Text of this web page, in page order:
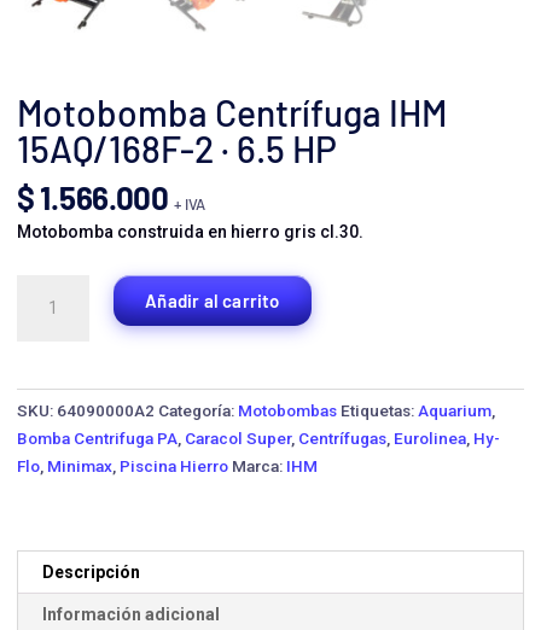
Motobomba Centrífuga IHM
15AQ/168F-2 · 6.5 HP
$1.566.000 + IVA
Motobomba construida en hierro gris cl.30.
Centrífuga
Añadir al carrito
SKU: 64090000A2 Categoría: Motobombas Etiquetas: Aquarium
Bomba Centrifuga PA Caracol Super, Centrífugas Eurolinea Hy-
Flo Minimax Piscina Hierro Marca: IHM
Descripción
Información adicional